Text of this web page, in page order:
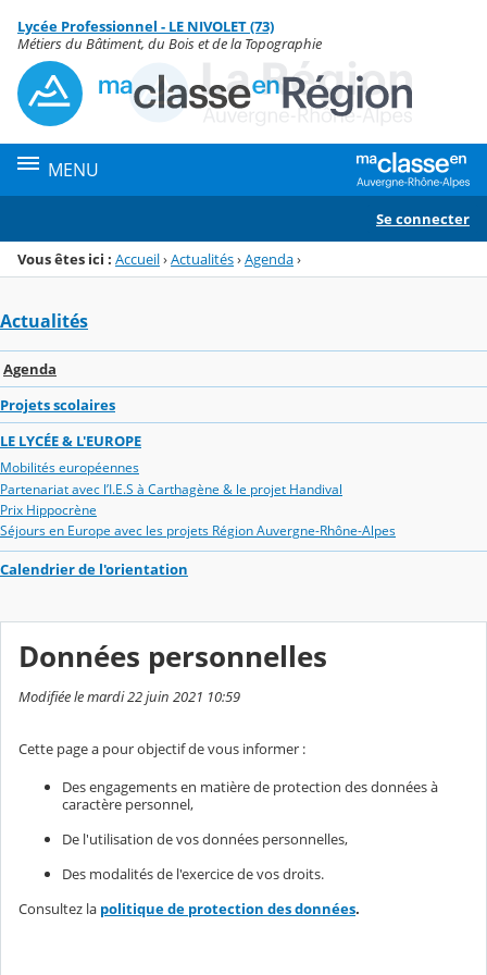
Menu de la rubrique
Contenu
Lycée Professionnel - LE NIVOLET (73)
Métiers du Bâtiment, du Bois et de la Topographie
MENU
Se connecter
Vous êtes ici : Accueil›Actualités›Agenda›
Actualités
Agenda
Projets scolaires
LE LYCÉE & L'EUROPE
Mobilités européennes
Partenariat avec l’I.E.S à Carthagène & le projet Handival
Prix Hippocrène
Séjours en Europe avec les projets Région Auvergne-Rhône-Alpes
Calendrier de l'orientation
Données personnelles
Modifiée le mardi 22 juin 2021 10:59
Cette page a pour objectif de vous informer :
Des engagements en matière de protection des données à
caractère personnel,
De l'utilisation de vos données personnelles,
Des modalités de l'exercice de vos droits.
Consultez la politique de protection des données.